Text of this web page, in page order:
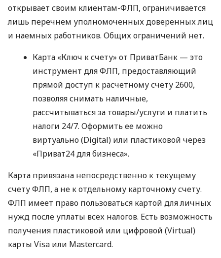
открывает своим клиентам-ФЛП, ограничивается
лишь перечнем уполномоченных доверенных лиц
и наемных работников. Общих ограничений нет.
Карта «Ключ к счету» от ПриватБанк — это
инструмент для ФЛП, предоставляющий
прямой доступ к расчетному счету 2600,
позволяя снимать наличные,
рассчитываться за товары/услуги и платить
налоги 24/7. Оформить ее можно
виртуально (Digital) или пластиковой через
«Приват24 для бизнеса».
Карта привязана непосредственно к текущему
счету ФЛП, а не к отдельному карточному счету.
ФЛП имеет право пользоваться картой для личных
нужд после уплаты всех налогов. Есть возможность
получения пластиковой или цифровой (Virtual)
карты Visa или Mastercard.